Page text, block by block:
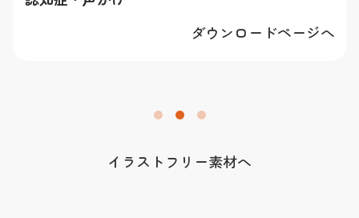
ダウンロードページへ
イラストフリー素材へ